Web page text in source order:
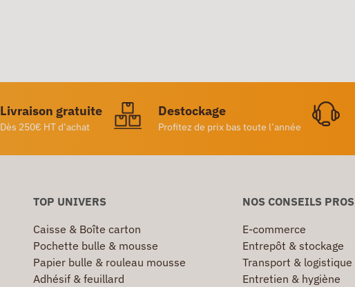
Livraison gratuite
Dès 250€ HT d’achat
Destockage
Profitez de prix bas toute l’année
TOP UNIVERS
Caisse & Boîte carton
Pochette bulle & mousse
Papier bulle & rouleau mousse
Adhésif & feuillard
NOS CONSEILS PROS
E-commerce
Entrepôt & stockage
Transport & logistique
Entretien & hygiène